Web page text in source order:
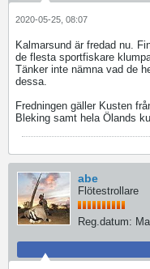
2020-05-25, 08:07
Kalmarsund är fredad nu.
de flesta sportfiskare
Tänker inte nämna vad de
dessa.
Fredningen gäller Kusten
Bleking samt hela Ölands
abe
Flötestrollare
Reg.datum: